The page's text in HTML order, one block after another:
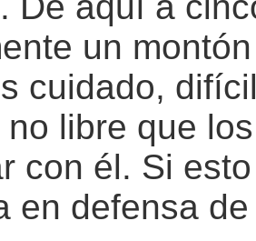
un
cuidado,
libre que
con él. Si
en defensa